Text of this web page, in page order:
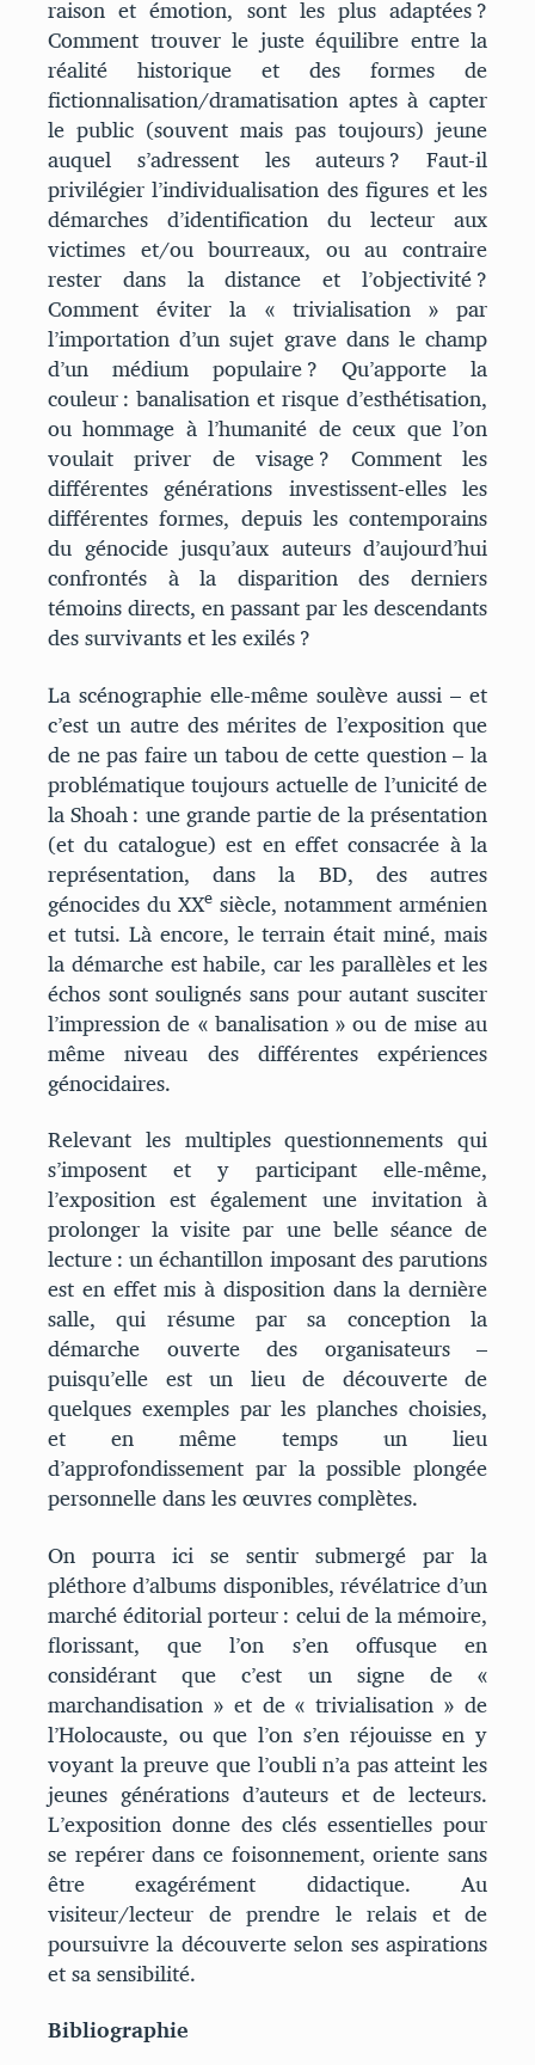
raison et émotion, sont les plus adaptées ?
Comment trouver le juste équilibre entre la
réalité historique et des formes de
fictionnalisation/dramatisation aptes à capter
le public (souvent mais pas toujours) jeune
auquel s’adressent les auteurs ? Faut-il
privilégier l’individualisation des figures et les
démarches d’identification du lecteur aux
victimes et/ou bourreaux, ou au contraire
rester dans la distance et l’objectivité ?
Comment éviter la « trivialisation » par
l’importation d’un sujet grave dans le champ
d’un médium populaire ? Qu’apporte la
couleur : banalisation et risque d’esthétisation,
ou hommage à l’humanité de ceux que l’on
voulait priver de visage ? Comment les
différentes générations investissent-elles les
différentes formes, depuis les contemporains
du génocide jusqu’aux auteurs d’aujourd’hui
confrontés à la disparition des derniers
témoins directs, en passant par les descendants
des survivants et les exilés ?
La scénographie elle-même soulève aussi – et
c’est un autre des mérites de l’exposition que
de ne pas faire un tabou de cette question – la
problématique toujours actuelle de l’unicité de
la Shoah : une grande partie de la présentation
(et du catalogue) est en effet consacrée à la
représentation, dans la BD, des autres
génocides du XXe siècle, notamment arménien
et tutsi. Là encore, le terrain était miné, mais
la démarche est habile, car les parallèles et les
échos sont soulignés sans pour autant susciter
l’impression de « banalisation » ou de mise au
même niveau des différentes expériences
génocidaires.
Relevant les multiples questionnements qui
s’imposent et y participant elle-même,
l’exposition est également une invitation à
prolonger la visite par une belle séance de
lecture : un échantillon imposant des parutions
est en effet mis à disposition dans la dernière
salle, qui résume par sa conception la
démarche ouverte des organisateurs –
puisqu’elle est un lieu de découverte de
quelques exemples par les planches choisies,
et en même temps un lieu
d’approfondissement par la possible plongée
personnelle dans les œuvres complètes.
On pourra ici se sentir submergé par la
pléthore d’albums disponibles, révélatrice d’un
marché éditorial porteur : celui de la mémoire,
florissant, que l’on s’en offusque en
considérant que c’est un signe de «
marchandisation » et de « trivialisation » de
l’Holocauste, ou que l’on s’en réjouisse en y
voyant la preuve que l’oubli n’a pas atteint les
jeunes générations d’auteurs et de lecteurs.
L’exposition donne des clés essentielles pour
se repérer dans ce foisonnement, oriente sans
être exagérément didactique. Au
visiteur/lecteur de prendre le relais et de
poursuivre la découverte selon ses aspirations
et sa sensibilité.
Bibliographie